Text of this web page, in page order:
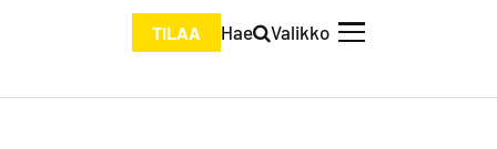
TILAA Hae Valikko